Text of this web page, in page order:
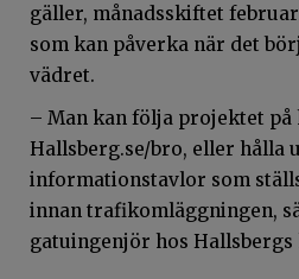
gäller, månadsskiftet
som kan påverka när det
vädret.
– Man kan följa projektet på
Hallsberg.se/bro, eller hålla
informationstavlor som
innan trafikomläggningen,
gatuingenjör hos Hallsbergs